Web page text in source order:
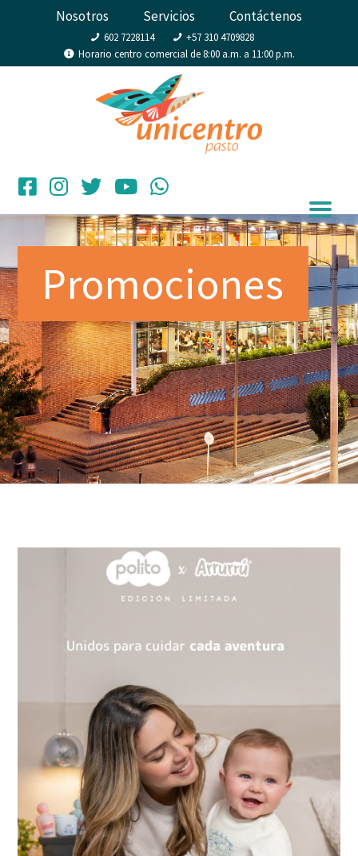
Nosotros Servicios Contáctenos
602 7228114
+57 310 4709828
Horario centro comercial de 8:00 a.m. a 11:00 p.m.